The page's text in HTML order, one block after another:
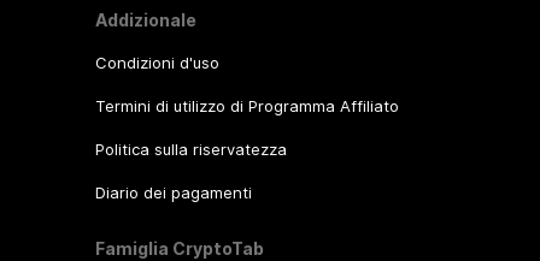
Addizionale
Condizioni d'uso
Termini di utilizzo di Programma Affiliato
Politica sulla riservatezza
Diario dei pagamenti
Famiglia CryptoTab